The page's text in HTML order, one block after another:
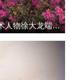
匠心造微景 盆中续国风——2026当代艺术人物徐大龙端午专属特辑